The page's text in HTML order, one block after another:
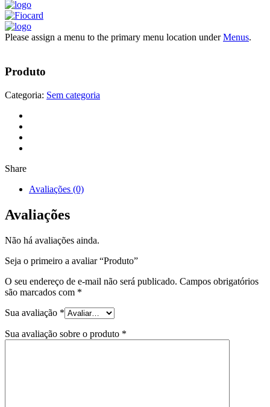
Please assign a menu to the primary menu location underMenus.
Produto
Categoria: Sem categoria
Share
Avaliações (0)
Avaliações
Não há avaliações ainda.
Seja o primeiro a avaliar “Produto”
O seu endereço de e-mail não será publicado. Campos obrigatórios
são marcados com *
Sua avaliação *
Sua avaliação sobre o produto *